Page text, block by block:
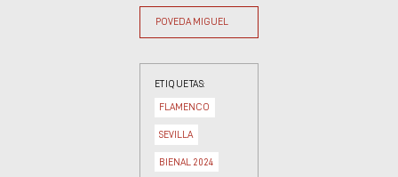
POVEDA MIGUEL
ETIQUETAS:
FLAMENCO
SEVILLA
BIENAL 2024